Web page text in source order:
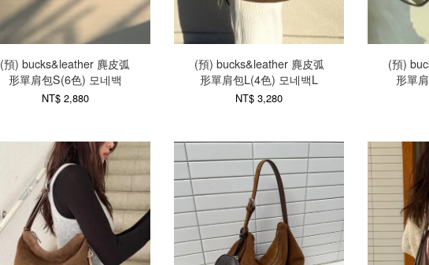
(預) bucks&leather 麂皮弧
形單肩包S(6色) 모네백
NT$ 2,880
(預) bucks&leather 麂皮弧
形單肩包L(4色) 모네백L
NT$ 3,280
(預)
形單